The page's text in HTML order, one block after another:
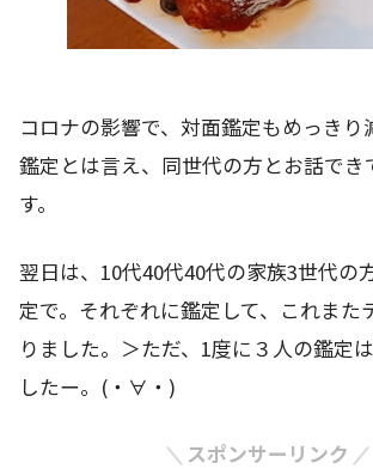
コロナの影響で、対面鑑定もめっきり
鑑定とは言え、同世代の方とお話でき
す。
翌日は、10代40代40代の家族3世代の
定で。それぞれに鑑定して、これまた
りました。＞ただ、1度に３人の鑑定
したー。(・∀・)
スポンサーリンク